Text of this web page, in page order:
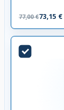
77,00 €73,15 €